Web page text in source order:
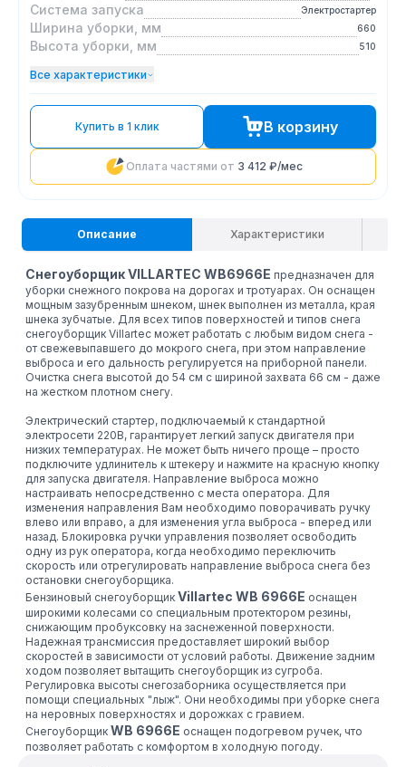
Система запуска Электростартер
Ширина уборки, мм 660
Высота уборки, мм 510
Все характеристики
Купить в 1 клик В корзину
Оплата частями от 3 412 ₽/мес
Описание Характеристики
Снегоуборщик VILLARTEC WB6966Е предназначен для
уборки снежного покрова на дорогах и тротуарах. Он оснащен
мощным зазубренным шнеком, шнек выполнен из металла, края
шнека зубчатые. Для всех типов поверхностей и типов снега
снегоуборщик Villartec может работать с любым видом снега -
от свежевыпавшего до мокрого снега, при этом направление
выброса и его дальность регулируется на приборной панели.
Очистка снега высотой до 54 см с шириной захвата 66 см - даже
на жестком плотном снегу.
Электрический стартер, подключаемый к стандартной
электросети 220В, гарантирует легкий запуск двигателя при
низких температурах. Не может быть ничего проще – просто
подключите удлинитель к штекеру и нажмите на красную кнопку
для запуска двигателя. Направление выброса можно
настраивать непосредственно с места оператора. Для
изменения направления Вам необходимо поворачивать ручку
влево или вправо, а для изменения угла выброса - вперед или
назад. Блокировка ручки управления позволяет освободить
одну из рук оператора, когда необходимо переключить
скорость или отрегулировать направление выброса снега без
остановки снегоуборщика.
Бензиновый снегоуборщик Villartec WB 6966Е оснащен
широкими колесами со специальным протектором резины,
снижающим пробуксовку на заснеженной поверхности.
Надежная трансмиссия предоставляет широкий выбор
скоростей в зависимости от условий работы. Движение задним
ходом позволяет вытащить снегоуборщик из сугроба.
Регулировка высоты снегозаборника осуществляется при
помощи специальных "лыж". Они необходимы при уборке снега
на неровных поверхностях и дорожках с гравием.
Снегоуборщик WB 6966Е оснащен подогревом ручек, что
позволяет работать с комфортом в холодную погоду.